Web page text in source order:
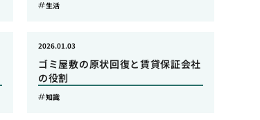
生活
ゴミ屋敷の原状回復と賃貸保証会社
の役割
2026.01.03
知識